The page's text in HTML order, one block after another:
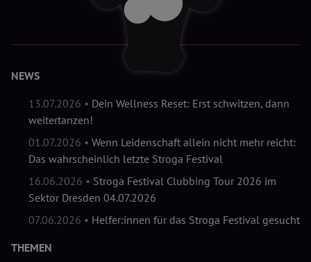
NEWS
13.07.2026 • Dein Wellness Reset: Erst schwitzen, dann
weitertanzen!
01.07.2026 • Wenn Leidenschaft allein nicht mehr reicht:
Das wahrscheinlich letzte Stroga Festival
16.06.2026 • Stroga Festival Clubbing Tour 2026 im
Sektor Dresden 04.07.2026
07.06.2026 • Helfer:innen für das Stroga Festival gesucht
THEMEN